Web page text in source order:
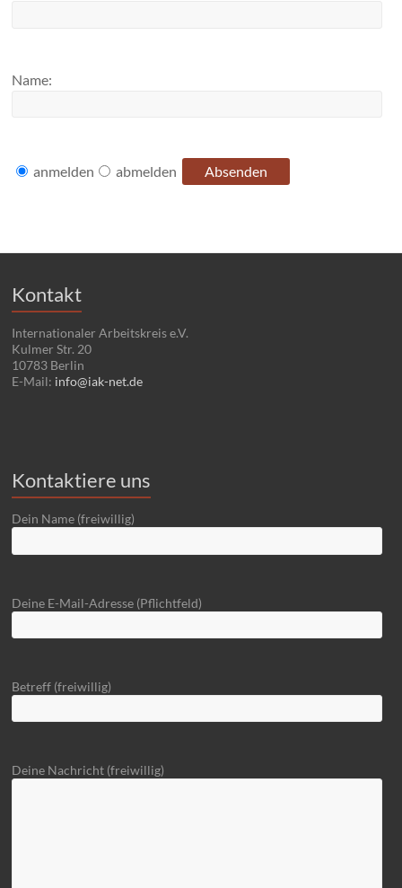
Name:
anmelden abmelden
Kontakt
Internationaler Arbeitskreis e.V.
Kulmer Str. 20
10783 Berlin
E-Mail: info@iak-net.de
Kontaktiere uns
Dein Name (freiwillig)
Deine E-Mail-Adresse (Pflichtfeld)
Betreff (freiwillig)
Deine Nachricht (freiwillig)